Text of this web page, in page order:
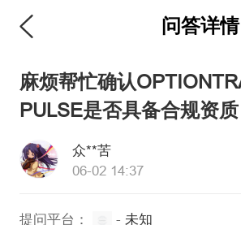
问答详情
麻烦帮忙确认
PULSE是否具备合规资质
众**苦
06-02 14:37
提问平台： - 未知